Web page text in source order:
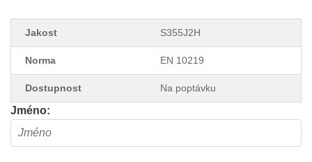
Jakost S355J2H
Norma EN 10219
Dostupnost Na poptávku
Jméno: